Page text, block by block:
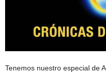
Tenemos nuestro especial de